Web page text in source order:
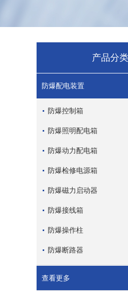
产品分类
防爆配电装置
防爆控制箱
防爆照明配电箱
防爆动力配电箱
防爆检修电源箱
防爆磁力启动器
防爆接线箱
防爆操作柱
防爆断路器
查看更多